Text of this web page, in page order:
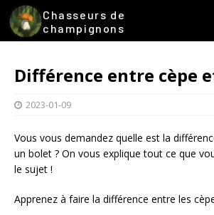
Chasseurs de
champignons
Différence entre cèpe
2023-01-09
Vous vous demandez quelle est la
un bolet ? On vous explique tout ce que
le sujet !
Apprenez à faire la différence entre les